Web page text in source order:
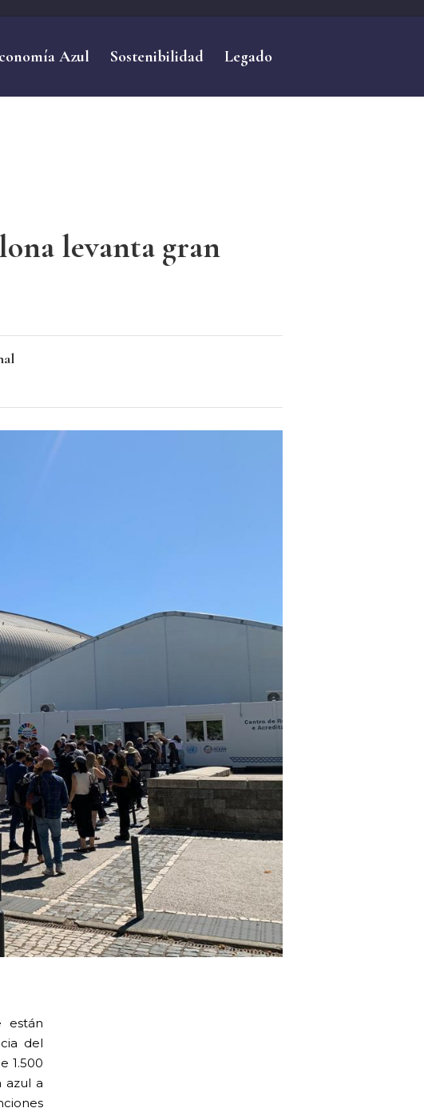
Azul Sostenibilidad Legado
levanta gran
están
del
1.500
azul a